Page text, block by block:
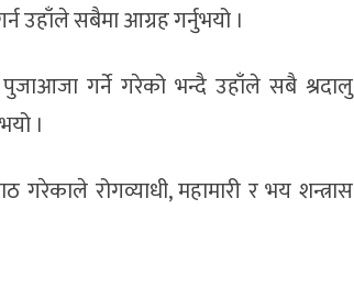
उहाँले सबैमा आग्रह गर्नुभयो ।
पुजाआजा गर्ने गरेको भन्दै उहाँले सबै श्रदालु
।
गरेकाले रोगव्याधी, महामारी र भय शन्त्रास